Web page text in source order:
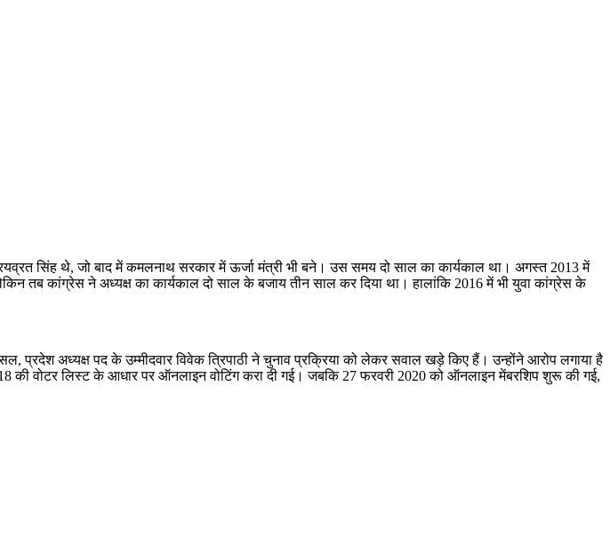
सिंह थे, जो बाद में कमलनाथ सरकार में ऊर्जा मंत्री भी बने। उस समय दो साल का कार्यकाल था। अगस्त 2013 में
तब कांग्रेस ने अध्यक्ष का कार्यकाल दो साल के बजाय तीन साल कर दिया था। हालांकि 2016 में भी युवा कांग्रेस के
प्रदेश अध्यक्ष पद के उम्मीदवार विवेक त्रिपाठी ने चुनाव प्रक्रिया को लेकर सवाल खड़े किए हैं। उन्होंने आरोप लगाया है
की वोटर लिस्ट के आधार पर ऑनलाइन वोटिंग करा दी गई। जबकि 27 फरवरी 2020 को ऑनलाइन मेंबरशिप शुरू की गई,